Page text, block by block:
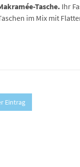
Tasche. Ihr
im Mix mit
Eintrag